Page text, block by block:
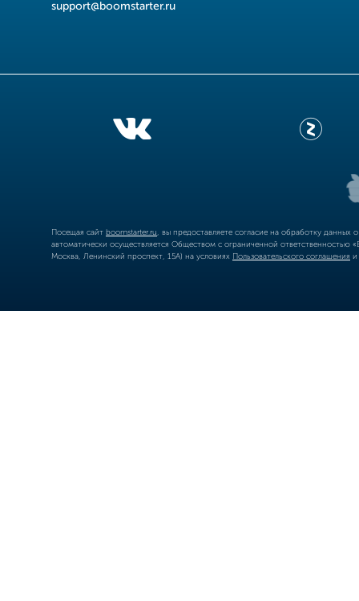
support@boomstarter.ru
Посещая сайт boomstarter.ru , вы предоставляете согласие на обработку
автоматически осуществляется Обществом с ограниченной
Москва, Ленинский проспект, 15А) на условиях Пользовательского соглашения и